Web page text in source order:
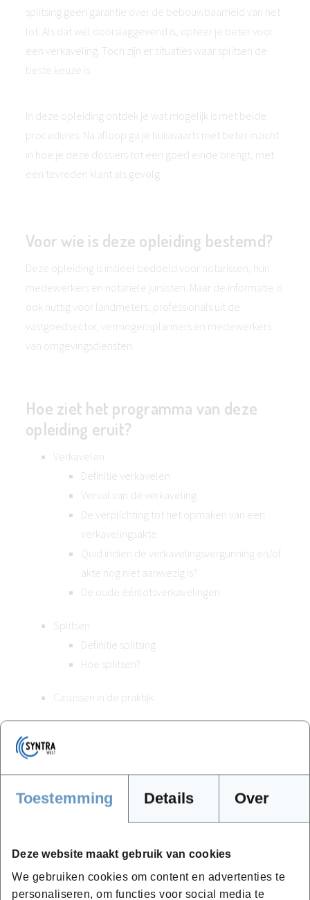
Toestemming Details Over
Deze website maakt gebruik van cookies
We gebruiken cookies om content en advertenties te
personaliseren, om functies voor social media te
splitsing geen garantie over de bebouwbaarheid van het
lot. Als dat wel doorslaggevend is, opteer je beter voor
een verkaveling. Toch zijn er situaties waar splitsen de
beste keuze is.
In deze opleiding ontdek je wat mogelijk is met beide
procedures. Na afloop ga je huiswaarts met beter inzicht
in hoe je deze dossiers tot een goed einde brengt, met
een tevreden klant als gevolg.
Voor wie is deze opleiding bestemd?
Deze opleiding is initieel bedoeld voor notarissen, hun
medewerkers en notariële jursisten. Maar de informatie is
ook nuttig voor landmeters, professionals uit de
vastgoedsector, vermogensplanners en medewerkers
van omgevingsdiensten.
Hoe ziet het programma van deze
opleiding eruit?
Verkavelen
Definitie verkavelen
Verval van de verkaveling
De verplichting tot het opmaken van een
verkavelingsakte
Quid indien de verkavelingsvergunning en/of
akte nog niet aanwezig is?
De oude éénlotsverkavelingen
Splitsen
Definitie splitsing
Hoe splitsen?
Casussen in de praktijk
Bijkomende info
Orde van Landmeters-Experten: 3 uur